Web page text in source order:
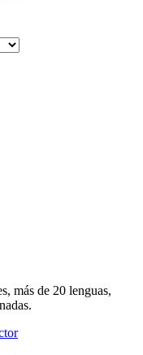
más de 20 lenguas,